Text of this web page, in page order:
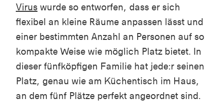
Virus wurde so entworfen, dass er sich
flexibel an kleine Räume anpassen lässt und
einer bestimmten Anzahl an Personen auf so
kompakte Weise wie möglich Platz bietet. In
dieser fünfköpfigen Familie hat jede:r seinen
Platz, genau wie am Küchentisch im Haus,
an dem fünf Plätze perfekt angeordnet sind.